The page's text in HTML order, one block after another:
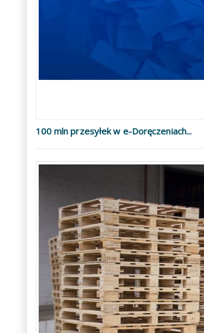
100 mln przesyłek w e-Doręczeniach...